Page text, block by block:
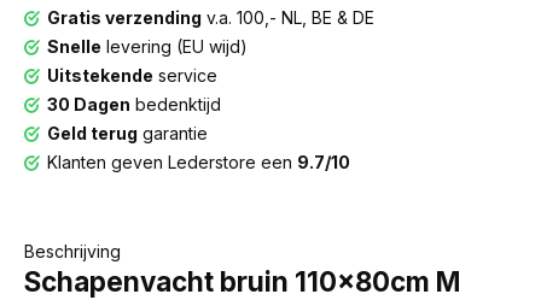
Gratis verzending v.a. 100,- NL, BE & DE
Snelle levering (EU wijd)
Uitstekende service
30 Dagen bedenktijd
Geld terug garantie
Klanten geven Lederstore een 9.7/10
Beschrijving
Schapenvacht bruin 110x80cm M